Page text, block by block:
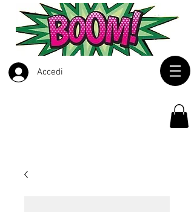
Accedi